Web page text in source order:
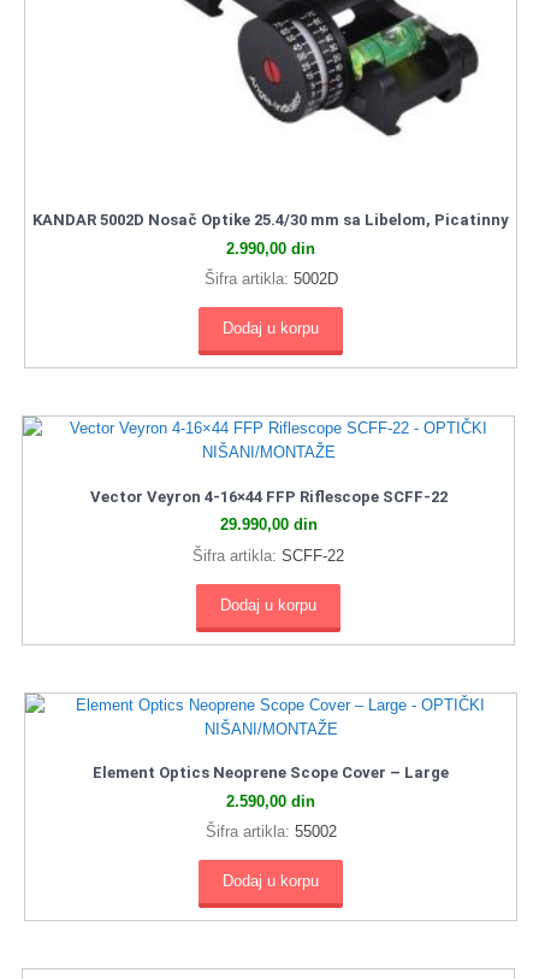
KANDAR 5002D Nosač Optike 25.4/30 mm sa Libelom, Picatinny
2.990,00 din
Šifra artikla: 5002D
Dodaj u korpu
Vector Veyron 4-16×44 FFP Riflescope SCFF-22
29.990,00 din
Šifra artikla: SCFF-22
Dodaj u korpu
Element Optics Neoprene Scope Cover – Large
2.590,00 din
Šifra artikla: 55002
Dodaj u korpu